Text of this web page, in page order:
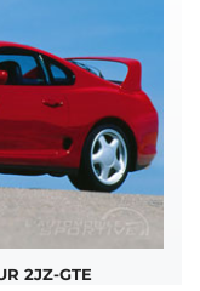
2JZ-GTE